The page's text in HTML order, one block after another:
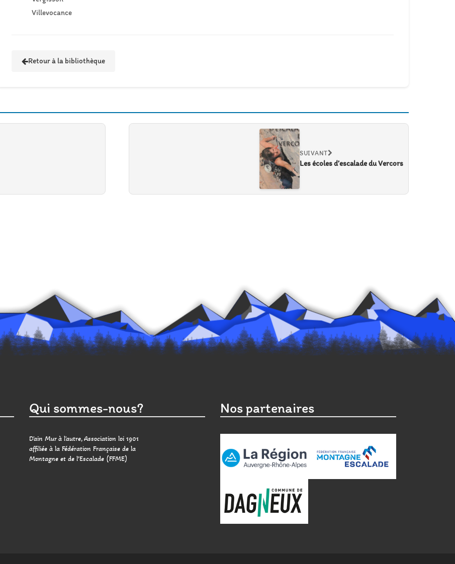
Villevocance
Retour à la bibliothèque
SUIVANT
Les écoles d’escalade du Vercors
Qui sommes-nous?
D'ain Mur à l'autre, Association loi 1901
affiliée à la Fédération Française de la
Montagne et de l’Escalade (FFME)
Nos partenaires